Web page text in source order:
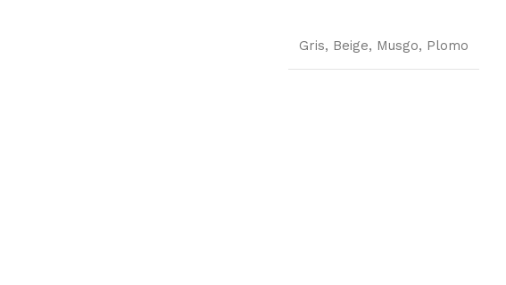
Gris, Beige, Musgo, Plomo